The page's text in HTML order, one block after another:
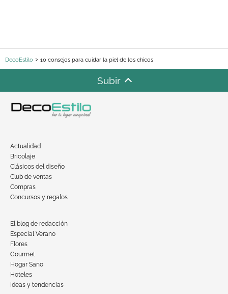
DecoEstilo 10 consejos para cuidar la piel de los chicos
Subir
Actualidad
Bricolaje
Clásicos del diseño
Club de ventas
Compras
Concursos y regalos
El blog de redacción
Especial Verano
Flores
Gourmet
Hogar Sano
Hoteles
Ideas y tendencias